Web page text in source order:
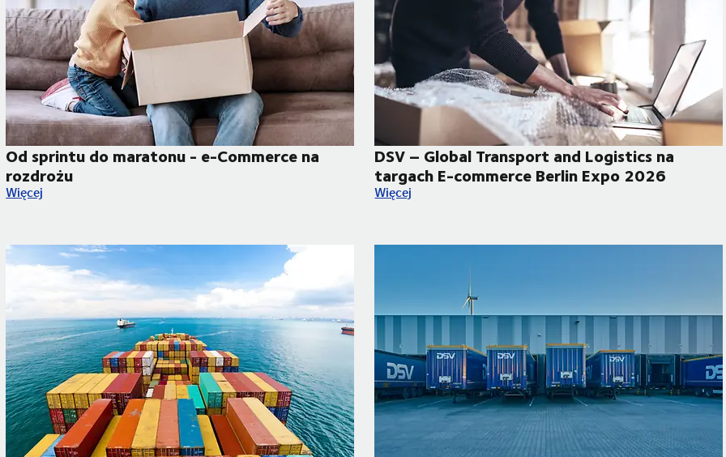
DSV – Global Transport and Logistics pierwszym najemcą
Od sprintu do maratonu - e-Commerce na
rozdrożu
Od sprintu do maratonu - e-Commerce na rozdrożu
Więcej
DSV – Global Transport and Logistics na
targach E-commerce Berlin Expo 2026
DSV – Global Transport and Logistics na targach E-
Więcej